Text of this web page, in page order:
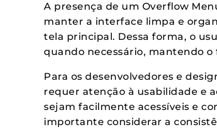
A presença de um Overflow
manter a interface limpa e
tela principal. Dessa forma, o
quando necessário, mantendo
Para os desenvolvedores e
requer atenção à usabilidade e
sejam facilmente acessíveis e
importante considerar a